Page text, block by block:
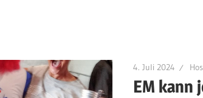
4. Juli 2024
EM kann